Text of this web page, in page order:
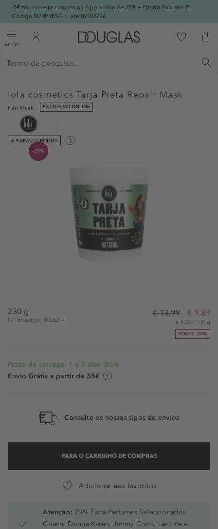
-5€ na primeira compra na App acima de 75€ + Oferta Supresa 🎁
Código SURPRESA ✨ até 07/08/26
MENU
lola cosmetics Tarja Preta Repair Mask
Hair Mask EXCLUSIVO ONLINE
+ 9 BEAUTY POINTS
-29%
230 g
N.° do artigo: 1025274
€ 13,99 € 9,89
€ 4,30 / 100 g
POUPE -29%
Prazo de entrega: 1 a 3 dias úteis
Envio Grátis a partir de 35€
Consulte os nossos tipos de envios
PARA O CARRINHO DE COMPRAS
Adicionar aos favoritos
Atenção: 20% Extra Perfumes Seleccionados
Coach, Donna Karan, Jimmy Choo, Lacoste e